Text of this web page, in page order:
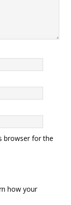
browser for the
how your